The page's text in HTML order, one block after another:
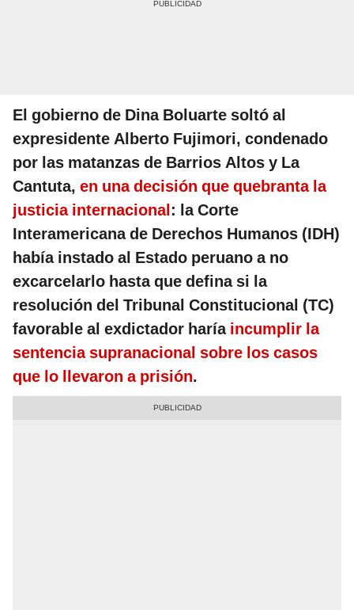
El gobierno de Dina Boluarte soltó al
expresidente Alberto Fujimori, condenado
por las matanzas de Barrios Altos y La
Cantuta, en una decisión que quebranta la
justicia internacional: la Corte
Interamericana de Derechos Humanos (IDH)
había instado al Estado peruano a no
excarcelarlo hasta que defina si la
resolución del Tribunal Constitucional (TC)
favorable al exdictador haría incumplir la
sentencia supranacional sobre los casos
que lo llevaron a prisión.